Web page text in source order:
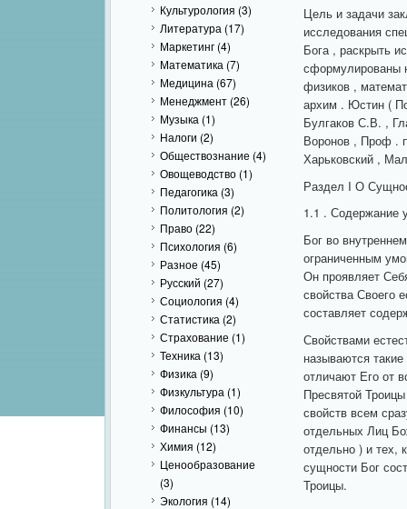
Культурология (3)
Литература (17)
Маркетинг (4)
Математика (7)
Медицина (67)
Менеджмент (26)
Музыка (1)
Налоги (2)
Обществознание (4)
Овощеводство (1)
Педагогика (3)
Политология (2)
Право (22)
Психология (6)
Разное (45)
Русский (27)
Социология (4)
Статистика (2)
Страхование (1)
Техника (13)
Физика (9)
Физкультура (1)
Философия (10)
Финансы (13)
Химия (12)
Ценообразование
(3)
Экология (14)
Цель и задачи
исследования
Бога , раскрыть
сформулированы
физиков ,
архим . Юстин (
Булгаков С.В. ,
Воронов , Проф .
Харьковский ,
Раздел I О
1.1 . Содержание
Бог во
ограниченным
Он проявляет
свойства Своего
составляет
Свойствами
называются
отличают Его от
Пресвятой
свойств всем
отдельных Лиц
отдельно ) и тех,
сущности Бог
Троицы.